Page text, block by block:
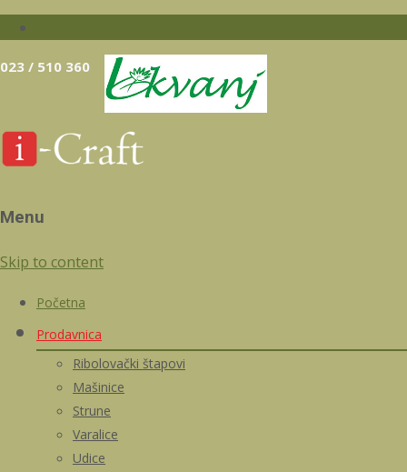
023 / 510 360
Menu
Skip to content
Početna
Prodavnica
Ribolovački štapovi
Mašinice
Strune
Varalice
Udice